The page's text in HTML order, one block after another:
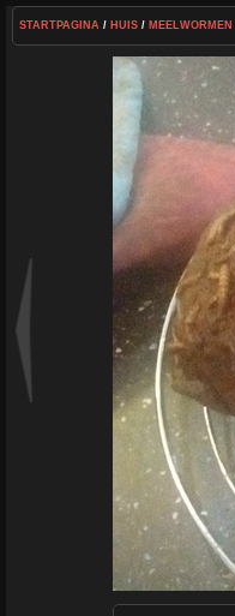
STARTPAGINA / HUIS/ MEELWORMEN